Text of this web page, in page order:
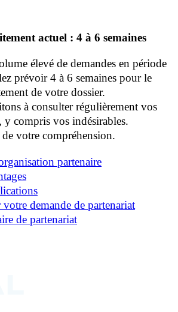
actuel : 4 à 6 semaines
élevé de demandes en période
prévoir 4 à 6 semaines pour le
de votre dossier.
à consulter régulièrement vos
y compris vos indésirables.
votre compréhension.
partenaire
votre demande de partenariat
de partenariat